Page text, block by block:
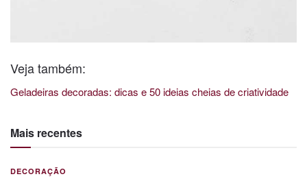
Veja também:
Geladeiras decoradas: dicas e 50 ideias cheias de criatividade
Mais recentes
DECORAÇÃO